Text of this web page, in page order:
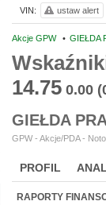
Akcje GPW • GIEŁDA
14.75 0.00
GIEŁDA
GPW - Akcje/PDA -
PROFIL
BR LAB
RAPORTY
VIN: ustaw alert
261